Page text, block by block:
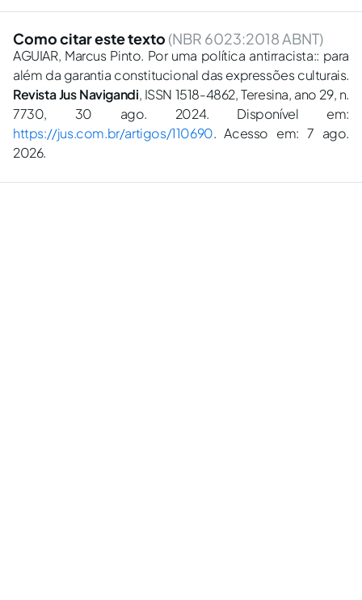
Como citar este texto (NBR 6023:2018 ABNT)
AGUIAR, Marcus Pinto. Por uma política antirracista:: para
além da garantia constitucional das expressões culturais.
Revista Jus Navigandi, ISSN 1518-4862, Teresina, ano 29, n.
7730, 30 ago. 2024. Disponível em:
https://jus.com.br/artigos/110690. Acesso em: 7 ago.
2026.